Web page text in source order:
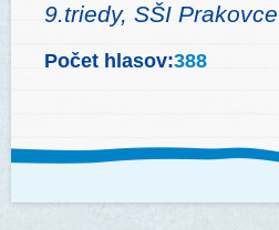
9.triedy, SŠI
Počet hlasov:388